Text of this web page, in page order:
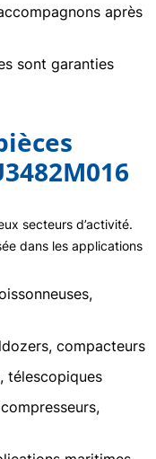
après
sont garanties
secteurs d’activité.
dans les applications
compacteurs
télescopiques